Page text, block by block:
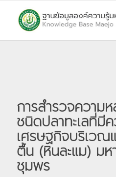
การสำรวจความ
ชนิดปลาทะเลที่มี
เศรษฐกิจบริเวณ
ตื้น (หินละแม) มห
ชุมพร